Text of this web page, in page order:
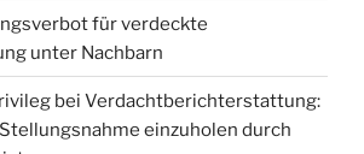
für verdeckte
unter Nachbarn
bei Verdachtberichterstattung:
einzuholen durch